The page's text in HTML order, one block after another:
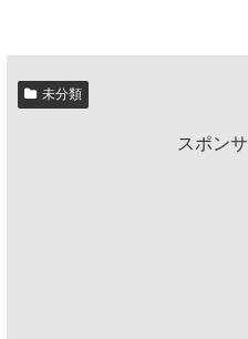
未分類
スポン